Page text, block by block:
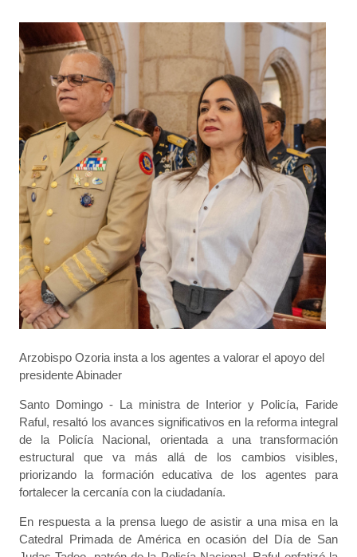
Arzobispo Ozoria insta a los agentes a valorar el apoyo del
presidente Abinader
Santo Domingo - La ministra de Interior y Policía, Faride
Raful, resaltó los avances significativos en la reforma integral
de la Policía Nacional, orientada a una transformación
estructural que va más allá de los cambios visibles,
priorizando la formación educativa de los agentes para
fortalecer la cercanía con la ciudadanía.
En respuesta a la prensa luego de asistir a una misa en la
Catedral Primada de América en ocasión del Día de San